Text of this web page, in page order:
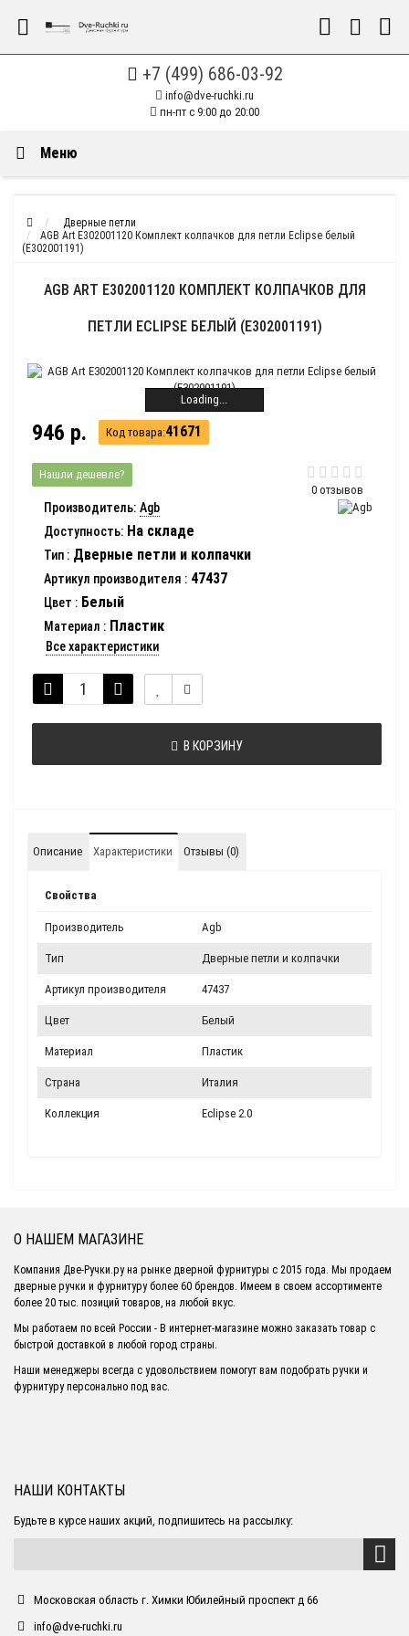
+7 (499) 686-03-92
info@dve-ruchki.ru
пн-пт с 9:00 до 20:00
Меню
Дверные петли
AGB Art E302001120 Комплект колпачков для петли Eclipse белый
(E302001191)
AGB ART E302001120 КОМПЛЕКТ КОЛПАЧКОВ ДЛЯ
ПЕТЛИ ECLIPSE БЕЛЫЙ (E302001191)
Loading...
0 отзывов
946 р. Код товара:41671
Нашли дешевле?
Производитель: Agb
Доступность: На складе
Тип : Дверные петли и колпачки
Артикул производителя : 47437
Цвет : Белый
Материал : Пластик
Все характеристики
В КОРЗИНУ
Описание Характеристики Отзывы (0)
Свойства
Производитель Agb
Тип Дверные петли и колпачки
Артикул производителя 47437
Цвет Белый
Материал Пластик
Страна Италия
Коллекция Eclipse 2.0
О НАШЕМ МАГАЗИНЕ
Компания Две-Ручки.ру на рынке дверной фурнитуры с 2015 года. Мы продаем
дверные ручки и фурнитуру более 60 брендов. Имеем в своем ассортименте
более 20 тыс. позиций товаров, на любой вкус.
Мы работаем по всей России - В интернет-магазине можно заказать товар с
быстрой доставкой в любой город страны.
Наши менеджеры всегда с удовольствием помогут вам подобрать ручки и
фурнитуру персонально под вас.
НАШИ КОНТАКТЫ
Будьте в курсе наших акций, подпишитесь на рассылку:
Московская область г. Химки Юбилейный проспект д 66
info@dve-ruchki.ru